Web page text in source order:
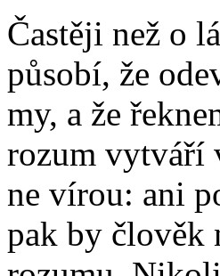
Častěji než o
působí, že
my, a že
rozum vytváří
ne vírou: ani
pak by člověk